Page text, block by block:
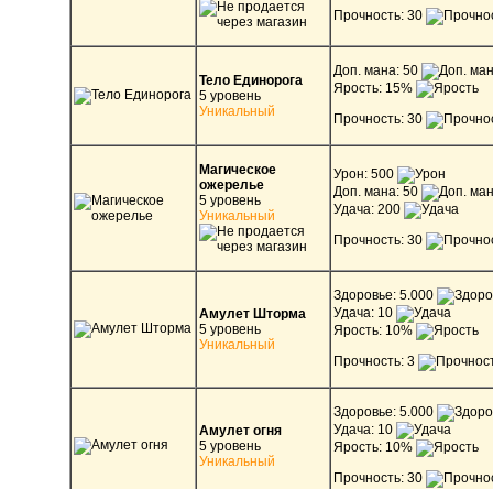
Прочность: 30
Тело Единорога
5 уровень
Уникальный
Доп. мана: 50
Ярость: 15%
Прочность: 30
Магическое
ожерелье
5 уровень
Уникальный
Урон: 500
Доп. мана: 50
Удача: 200
Прочность: 30
Амулет Шторма
5 уровень
Уникальный
Здоровье: 5.000
Удача: 10
Ярость: 10%
Прочность: 3
Амулет огня
5 уровень
Уникальный
Здоровье: 5.000
Удача: 10
Ярость: 10%
Прочность: 30